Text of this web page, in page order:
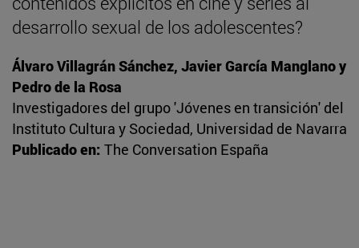
desarrollo sexual de los adolescentes?
Álvaro Villagrán Sánchez, Javier García Manglano y
Pedro de la Rosa
Investigadores del grupo 'Jóvenes en transición' del
Instituto Cultura y Sociedad, Universidad de Navarra
Publicado en: The Conversation España